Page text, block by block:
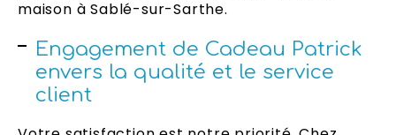
maison à Sablé-sur-Sarthe.
Engagement de Cadeau Patrick
envers la qualité et le service
client